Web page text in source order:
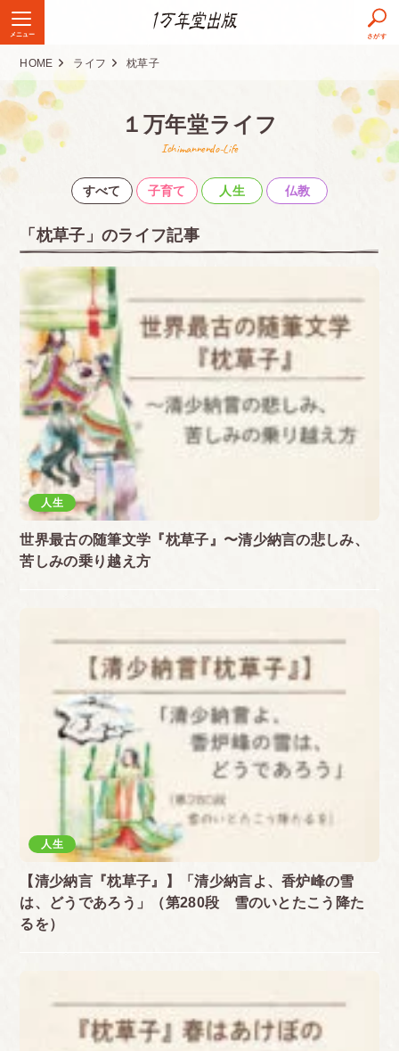
メニュー さがす
HOME ライフ 枕草子
１万年堂ライフ
Ichimannendo-Life
すべて 子育て 人生 仏教
「枕草子」のライフ記事
人生
世界最古の随筆文学『枕草子』〜清少納言の悲しみ、
苦しみの乗り越え方
人生
【清少納言『枕草子』】「清少納言よ、香炉峰の雪
は、どうであろう」（第280段 雪のいとたこう降た
るを）